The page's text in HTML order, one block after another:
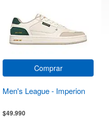
Comprar
Men's League - Imperion
$49.990